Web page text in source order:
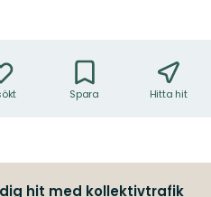
Spara Hitta hit
hit med kollektivtrafik